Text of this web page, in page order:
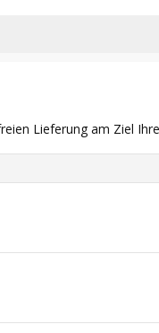
Lieferung am Ziel